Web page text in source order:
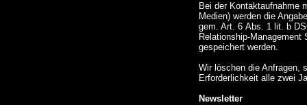
Bei der Kontaktaufnahme
Medien) werden die
gem. Art. 6 Abs. 1 lit. b
Relationship-
gespeichert werden.
Wir löschen die Anfragen,
Erforderlichkeit alle zwei
Newsletter